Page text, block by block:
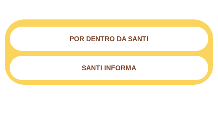
POR DENTRO DA SANTI
SANTI INFORMA